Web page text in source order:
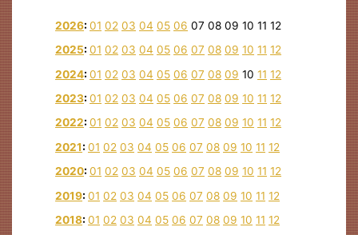
2026:01 02 03 04 05 06 07 08 09 10 11 12
2025:01 02 03 04 05 06 07 08 09 10 11 12
2024:01 02 03 04 05 06 07 08 09 10 11 12
2023:01 02 03 04 05 06 07 08 09 10 11 12
2022:01 02 03 04 05 06 07 08 09 10 11 12
2021:01 02 03 04 05 06 07 08 09 10 11 12
2020:01 02 03 04 05 06 07 08 09 10 11 12
2019:01 02 03 04 05 06 07 08 09 10 11 12
2018:01 02 03 04 05 06 07 08 09 10 11 12